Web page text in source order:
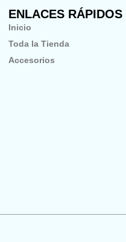
ENLACES RÁPIDOS
Inicio
Toda la Tienda
Accesorios